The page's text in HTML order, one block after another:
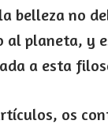
belleza no
al planeta, y
a esta
os